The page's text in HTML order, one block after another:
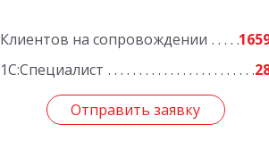
Клиентов на сопровождении
1С:Специалист
Отправить заявку
Отправить заявку